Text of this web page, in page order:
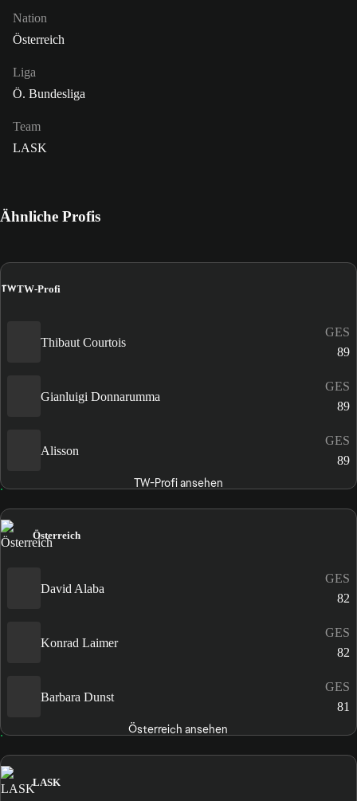
Nation
Österreich
Liga
Ö. Bundesliga
Team
LASK
Ähnliche Profis
TWTW-Profi
Thibaut Courtois
GES
89
Gianluigi Donnarumma
GES
89
Alisson
GES
89
TW-Profi ansehen
Österreich
David Alaba
GES
82
Konrad Laimer
GES
82
Barbara Dunst
GES
81
Österreich ansehen
LASK